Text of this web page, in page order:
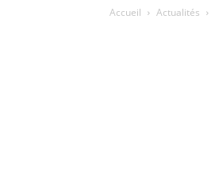
Accueil Actualités